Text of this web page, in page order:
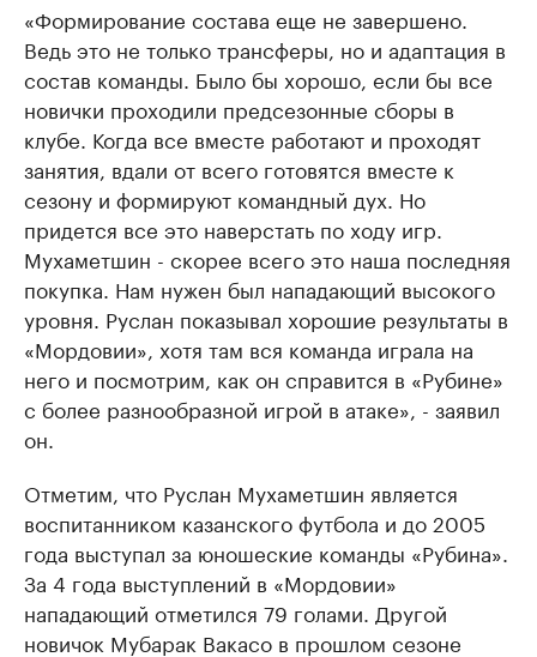
«Формирование состава еще не завершено.
Ведь это не только трансферы, но и адаптация в
состав команды. Было бы хорошо, если бы все
новички проходили предсезонные сборы в
клубе. Когда все вместе работают и проходят
занятия, вдали от всего готовятся вместе к
сезону и формируют командный дух. Но
придется все это наверстать по ходу игр.
Мухаметшин - скорее всего это наша последняя
покупка. Нам нужен был нападающий высокого
уровня. Руслан показывал хорошие результаты в
«Мордовии», хотя там вся команда играла на
него и посмотрим, как он справится в «Рубине»
с более разнообразной игрой в атаке», - заявил
он.
Отметим, что Руслан Мухаметшин является
воспитанником казанского футбола и до 2005
года выступал за юношеские команды «Рубина».
За 4 года выступлений в «Мордовии»
нападающий отметился 79 голами. Другой
новичок Мубарак Вакасо в прошлом сезоне